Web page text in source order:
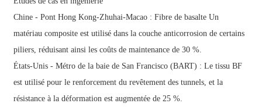
Chine - Pont Hong Kong-Zhuhai-Macao : Fibre de basalteUn
matériau composite est utilisé dans la couche anticorrosion de certains
piliers, réduisant ainsi les coûts de maintenance de 30 %.
États-Unis - Métro de la baie de San Francisco (BART) : Le tissu BF
est utilisé pour le renforcement du revêtement des tunnels, et la
résistance à la déformation est augmentée de 25 %.